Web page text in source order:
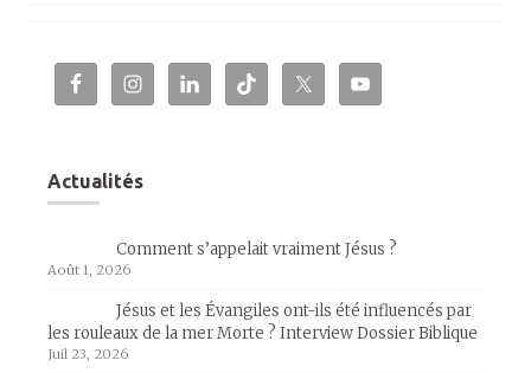
Actualités
Comment s’appelait vraiment Jésus ?
Août 1, 2026
Jésus et les Évangiles ont-ils été influencés par
les rouleaux de la mer Morte ? Interview Dossier Biblique
Juil 23, 2026